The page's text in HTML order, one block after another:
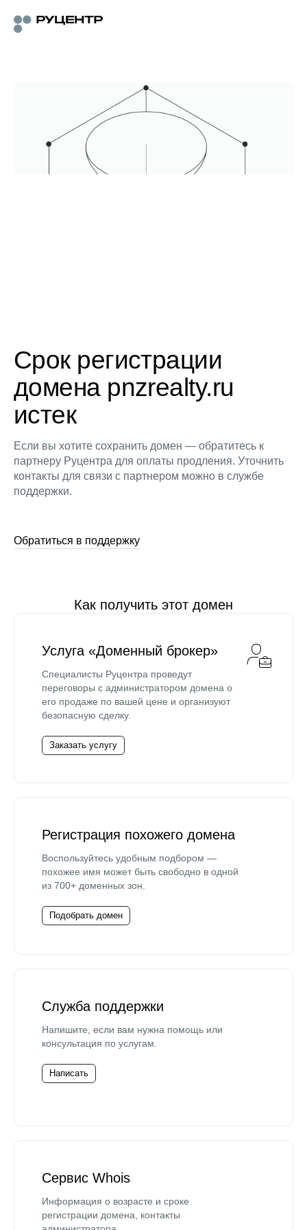
Срок регистрации
домена pnzrealty.ru
истек
Если вы хотите сохранить домен — обратитесь к
партнеру Руцентра для оплаты продления. Уточнить
контакты для связи с партнером можно в службе
поддержки.
Обратиться в поддержку
Как получить этот домен
Услуга «Доменный брокер»
Специалисты Руцентра проведут
переговоры с администратором домена о
его продаже по вашей цене и организуют
безопасную сделку.
Заказать услугу
Регистрация похожего домена
Воспользуйтесь удобным подбором —
похожее имя может быть свободно в одной
из 700+ доменных зон.
Подобрать домен
Служба поддержки
Напишите, если вам нужна помощь или
консультация по услугам.
Написать
Сервис Whois
Информация о возрасте и сроке
регистрации домена, контакты